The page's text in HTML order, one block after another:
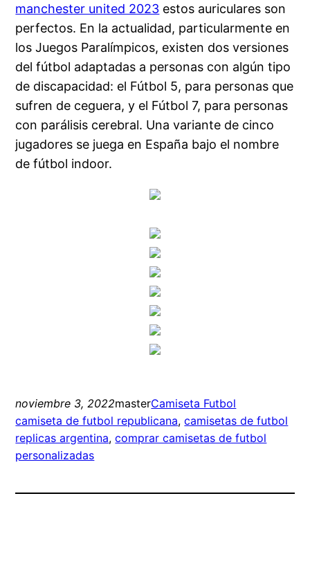
manchester united 2023 estos auriculares son
perfectos. En la actualidad, particularmente en
los Juegos Paralímpicos, existen dos versiones
del fútbol adaptadas a personas con algún tipo
de discapacidad: el Fútbol 5, para personas que
sufren de ceguera, y el Fútbol 7, para personas
con parálisis cerebral. Una variante de cinco
jugadores se juega en España bajo el nombre
de fútbol indoor.
noviembre 3, 2022masterCamiseta Futbol
camiseta de futbol republicana, camisetas de futbol
replicas argentina, comprar camisetas de futbol
personalizadas